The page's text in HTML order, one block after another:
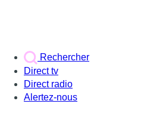
Rechercher
Direct tv
Direct radio
Alertez-nous